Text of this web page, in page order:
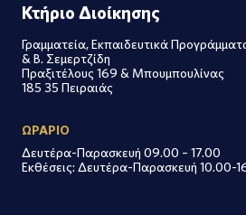
Κτήριο Διοίκησης
Γραμματεία, Εκπαιδευτικά
& Β. Σεμερτζίδη
Πραξιτέλους 169 & Μπουμπουλίνας
185 35 Πειραιάς
ΩΡΑΡΙΟ
Δευτέρα-Παρασκευή 09.00 – 17.00
Εκθέσεις: Δευτέρα-Παρασκευή 10.00-